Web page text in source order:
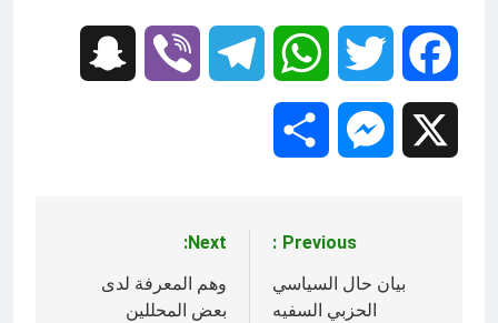
Facebook
Twitter
WhatsApp
Telegram
Viber
Messenger
المقالات
Previous:
بيان حال السياسي
الحزبي السفيه
Next:
وهم المعرفة لدى
بعض المحللين